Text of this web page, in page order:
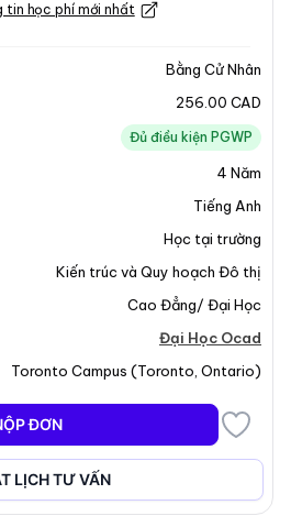
05-2025
về chương trình
tin học phí mới nhất
Bằng Cử Nhân
256.00 CAD
Đủ điều kiện PGWP
4 Năm
Tiếng Anh
Học tại trường
Kiến trúc và Quy hoạch Đô thị
Cao Đẳng/ Đại Học
Đại Học Ocad
Toronto Campus (Toronto Ontario)
ĐƠN
LỊCH TƯ VẤN